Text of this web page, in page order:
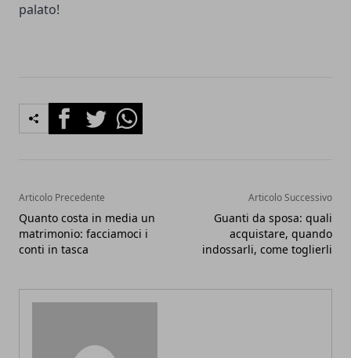
palato!
FacebookTwitterWhatsapp
Articolo Precedente
Quanto costa in media un
matrimonio: facciamoci i
conti in tasca
Articolo Successivo
Guanti da sposa: quali
acquistare, quando
indossarli, come toglierli